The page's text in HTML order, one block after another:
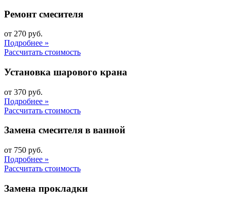
Ремонт смесителя
от 270 руб.
Подробнее »
Рассчитать стоимость
Установка шарового крана
от 370 руб.
Подробнее »
Рассчитать стоимость
Замена смесителя в ванной
от 750 руб.
Подробнее »
Рассчитать стоимость
Замена прокладки